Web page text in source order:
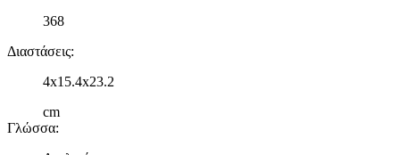
368
Διαστάσεις:
4x15.4x23.2
cm
Γλώσσα: